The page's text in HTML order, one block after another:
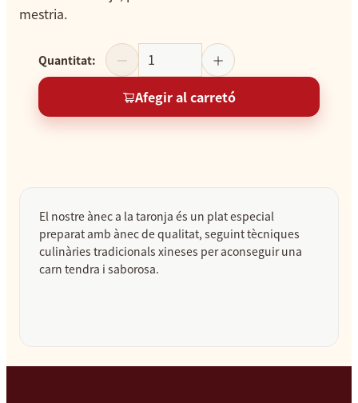
mestria.
Quantitat:
Afegir al carretó
El nostre ànec a la taronja és un plat especial
preparat amb ànec de qualitat, seguint tècniques
culinàries tradicionals xineses per aconseguir una
carn tendra i saborosa.